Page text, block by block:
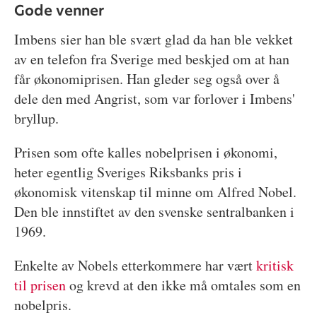
Gode venner
Imbens sier han ble svært glad da han ble vekket
av en telefon fra Sverige med beskjed om at han
får økonomiprisen. Han gleder seg også over å
dele den med Angrist, som var forlover i Imbens'
bryllup.
Prisen som ofte kalles nobelprisen i økonomi,
heter egentlig Sveriges Riksbanks pris i
økonomisk vitenskap til minne om Alfred Nobel.
Den ble innstiftet av den svenske sentralbanken i
1969.
Enkelte av Nobels etterkommere har værtkritisk
til prisenog krevd at den ikke må omtales som en
nobelpris.